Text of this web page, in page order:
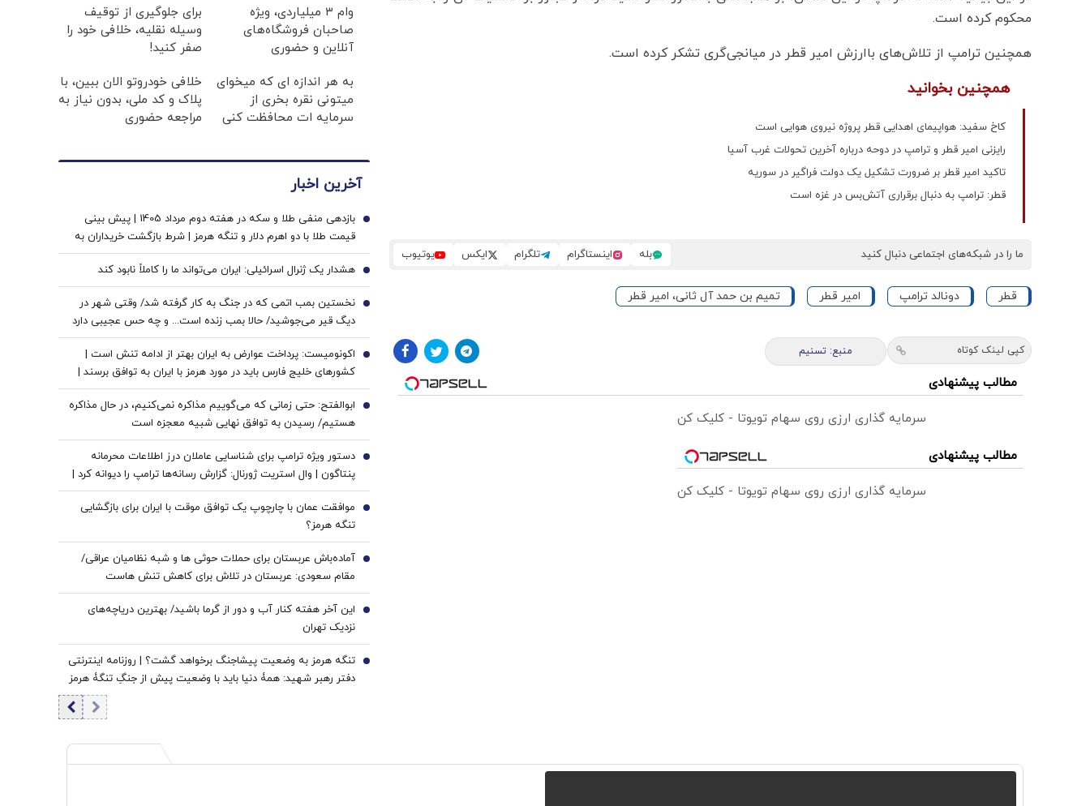
محکوم کرده است.
همچنین ترامپ از تلاش‌های باارزش امیر قطر در میانجی‌گری تشکر کرده است.
همچنین بخوانید
کاخ سفید: هواپیمای اهدایی قطر پروژه نیروی هوایی است
رایزنی امیر قطر و ترامپ در دوحه درباره آخرین تحولات غرب آسیا
تاکید امیر قطر بر ضرورت تشکیل یک دولت فراگیر در سوریه
قطر: ترامپ به دنبال برقراری آتش‌بس در غزه است
ما را در شبکه‌های اجتماعی دنبال کنید بله اینستاگرام تلگرام ایکس یوتیوب
قطر دونالد ترامپ امیر قطر تمیم بن حمد آل ثانی، امیر قطر
کپی لینک کوتاه منبع: تسنیم
مطالب پیشنهادی
سرمایه گذاری ارزی روی سهام تویوتا - کلیک کن
مطالب پیشنهادی
سرمایه گذاری ارزی روی سهام تویوتا - کلیک کن
وام ۳ میلیاردی، ویژه
صاحبان فروشگاه‌های
آنلاین و حضوری
برای جلوگیری از توقیف
وسیله نقلیه، خلافی خود را
صفر کنید!
به هر اندازه ای که میخوای
میتونی نقره بخری از
سرمایه ات محافظت کنی
خلافی خودروتو الان ببین، با
پلاک و کد ملی، بدون نیاز به
مراجعه حضوری
آخرین اخبار
بازدهی منفی طلا و سکه در هفته دوم مرداد 1405 | پیش بینی
قیمت طلا با دو اهرم دلار و تنگه هرمز | شرط بازگشت خریداران به
بازار
1
هشدار یک ژنرال اسرائیلی: ایران می‌تواند ما را کاملاً نابود کند 2
نخستین بمب اتمی که در جنگ به کار گرفته شد/ وقتی شهر در
دیگ قیر می‌جوشید/ حالا بمب زنده است... و چه حس عجیبی دارد
که پشت سر تو باشد
3
اکونومیست: پرداخت عوارض به ایران بهتر از ادامه تنش است |
کشورهای خلیج فارس باید در مورد هرمز با ایران به توافق برسند |
اعراب در مخمصهِ ترامپ گرفتار شده‌اند
4
ابوالفتح: حتی زمانی که می‌گوییم مذاکره نمی‌کنیم، در حال مذاکره
هستیم/ رسیدن به توافق نهایی شبیه معجزه است
5
دستور ویژه ترامپ برای شناسایی عاملان درز اطلاعات محرمانه
پنتاگون | وال استریت ژورنال: گزارش رسانه‌ها ترامپ را دیوانه کرد |
ایران جسورتر می شود اگر...
6
موافقت عمان با چارچوپ یک توافق موقت با ایران برای بازگشایی
تنگه هرمز؟
7
آماده‌باش عربستان برای حملات حوثی ها و شبه نظامیان عراقی/
مقام سعودی: عربستان در تلاش برای کاهش تنش هاست
8
این آخر هفته کنار آب و دور از گرما باشید/ بهترین دریاچه‌های
نزدیک تهران
9
تنگه هرمز به وضعیت پیشاجنگ برخواهد گشت؟ | روزنامه اینترنتی
دفتر رهبر شهید: همۀ دنیا باید با وضعیت پیش از جنگِ تنگۀ هرمز
10